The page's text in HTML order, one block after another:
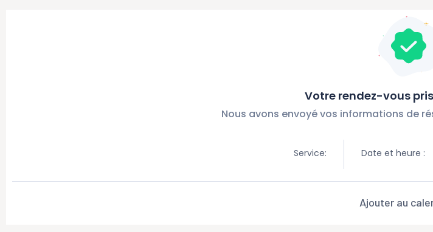
Votre rendez-vous
Nous avons envoyé vos informations de
Service: Date et heure :
Ajouter au